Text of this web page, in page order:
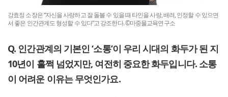
강효정 소장은 “자신을 사랑하고 잘 돌볼 수 있을 때 타인을 사랑, 배려, 인정할 수 있으면
서 좋은 인간관계도 형성할 수 있다”고 강조한다. ©마중물교육연구소
Q. 인간관계의 기본인 ‘소통’이 우리 시대의 화두가 된 지
10년이 훌쩍 넘었지만, 여전히 중요한 화두입니다. 소통
이 어려운 이유는 무엇인가요.